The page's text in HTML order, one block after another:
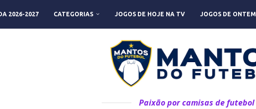
2026-2027 CATEGORIAS JOGOS DE HOJE NA TV JOGOS DE ONTEM
Paixão por camisas de futebol